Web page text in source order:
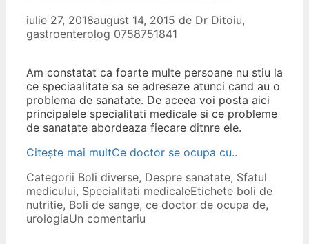
iulie 27, 2018august 14, 2015 de Dr Ditoiu,
gastroenterolog 0758751841
Am constatat ca foarte multe persoane nu stiu la
ce speciaalitate sa se adreseze atunci cand au o
problema de sanatate. De aceea voi posta aici
principalele specialitati medicale si ce probleme
de sanatate abordeaza fiecare ditnre ele.
Citește mai multCe doctor se ocupa cu..
Categorii Boli diverse, Despre sanatate, Sfatul
medicului, Specialitati medicaleEtichete boli de
nutritie, Boli de sange, ce doctor de ocupa de,
urologiaUn comentariu